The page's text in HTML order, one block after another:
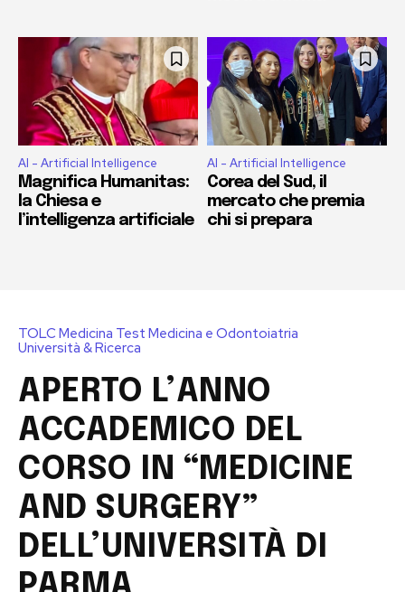
AI - Artificial Intelligence
Magnifica Humanitas:
la Chiesa e
l’intelligenza artificiale
AI - Artificial Intelligence
Corea del Sud, il
mercato che premia
chi si prepara